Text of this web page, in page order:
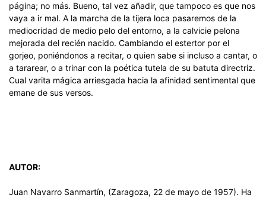
página; no más. Bueno, tal vez añadir, que tampoco es que nos
vaya a ir mal. A la marcha de la tijera loca pasaremos de la
mediocridad de medio pelo del entorno, a la calvicie pelona
mejorada del recién nacido. Cambiando el estertor por el
gorjeo, poniéndonos a recitar, o quien sabe si incluso a cantar, o
a tararear, o a trinar con la poética tutela de su batuta directriz.
Cual varita mágica arriesgada hacia la afinidad sentimental que
emane de sus versos.
AUTOR:
Juan Navarro Sanmartín, (Zaragoza, 22 de mayo de 1957). Ha